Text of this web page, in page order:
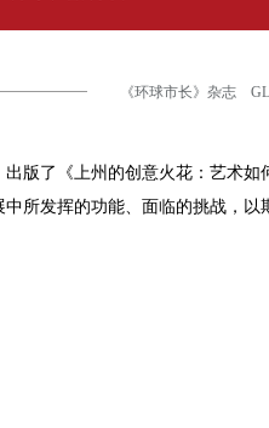
《环球市长》杂志
版了《上州的创意火花：艺术如
所发挥的功能、面临的挑战，以